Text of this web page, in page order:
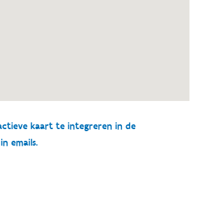
kaart te integreren in de
emails.